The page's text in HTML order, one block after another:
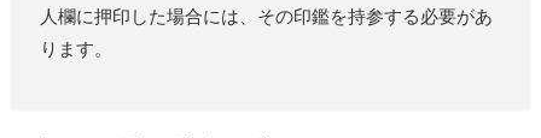
人欄に押印した場合には、その印鑑を持参する必要があ
ります。